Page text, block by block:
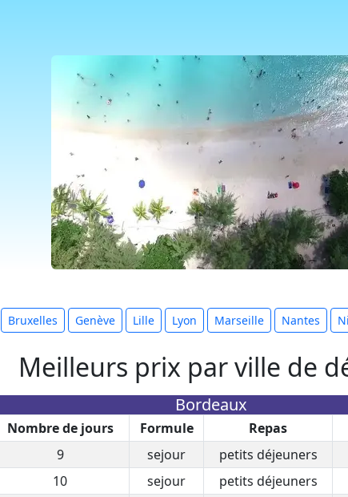
Bruxelles Genève Lille Lyon Marseille Nantes
Meilleurs prix par ville de
Bordeaux
Nombre de jours Formule Repas
9 sejour petits déjeuners
10 sejour petits déjeuners